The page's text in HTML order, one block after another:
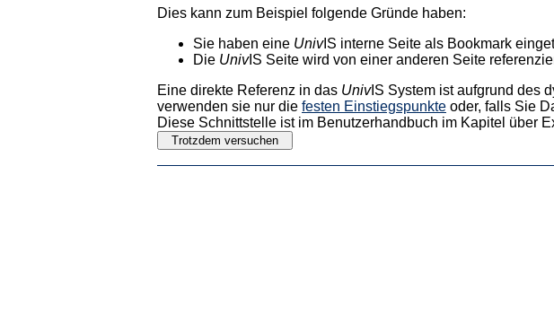
Dies kann zum Beispiel folgende Gründe haben:
Sie haben eine UnivIS interne Seite als Bookmark
Die UnivIS Seite wird von einer anderen Seite
Eine direkte Referenz in das UnivIS System ist aufgrund des
verwenden sie nur die festen Einstiegspunkte oder, falls Sie
Diese Schnittstelle ist im Benutzerhandbuch im Kapitel über